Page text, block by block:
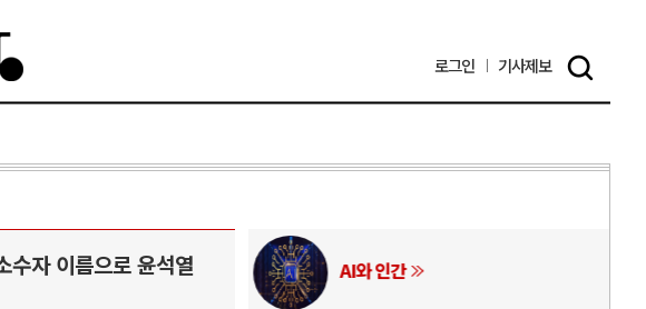
로그인 기사제보
자 이름으로 윤석열
위기 AI와 인간